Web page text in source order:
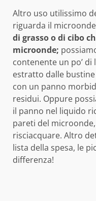
Altro uso utilissimo
riguarda il
di grasso o di cibo
microonde;
contenente un po’
estratto dalle
con un panno
residui. Oppure
il panno nel liquido
pareti del
risciacquare. Altro
lista della spesa, le
differenza!